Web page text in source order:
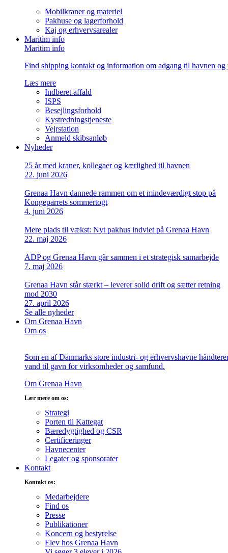
Mobilkraner og materiel
Pakhuse og lagerforhold
Kaj og erhvervsarealer
Maritim info
Maritim info
Find shipping kontakt og information om adgang til havnen og
Læs mere
Indberet affald
ISPS
Besejlingsforhold
Kystredningstjeneste
Vejrstation
Anmeld skibsanløb
Nyheder
25 år med kraner, kollegaer og kærlighed til havnen
22. juni 2026
Grenaa Havn dannede rammen om et mindeværdigt stop på
Kongeparrets sommertogt
4. juni 2026
Mere plads til vækst: Nyt pakhus indviet på Grenaa Havn
22. maj 2026
ADP og Grenaa Havn går sammen i et strategisk samarbejde
7. maj 2026
Grenaa Havn står stærkt – leverer solid drift og sætter retning
mod 2030
27. april 2026
Se alle nyheder
Om Grenaa Havn
Om os
Som en af Danmarks store industri- og erhvervshavne
vand til gavn for virksomheder og samfund.
Om Grenaa Havn
Lær mere om os:
Strategi
Porten til Kattegat
Bæredygtighed og CSR
Certificeringer
Havnecenter
Legater og sponsorater
Kontakt
Kontakt os:
Medarbejdere
Find os
Presse
Publikationer
Koncern og bestyrelse
Elev hos Grenaa Havn